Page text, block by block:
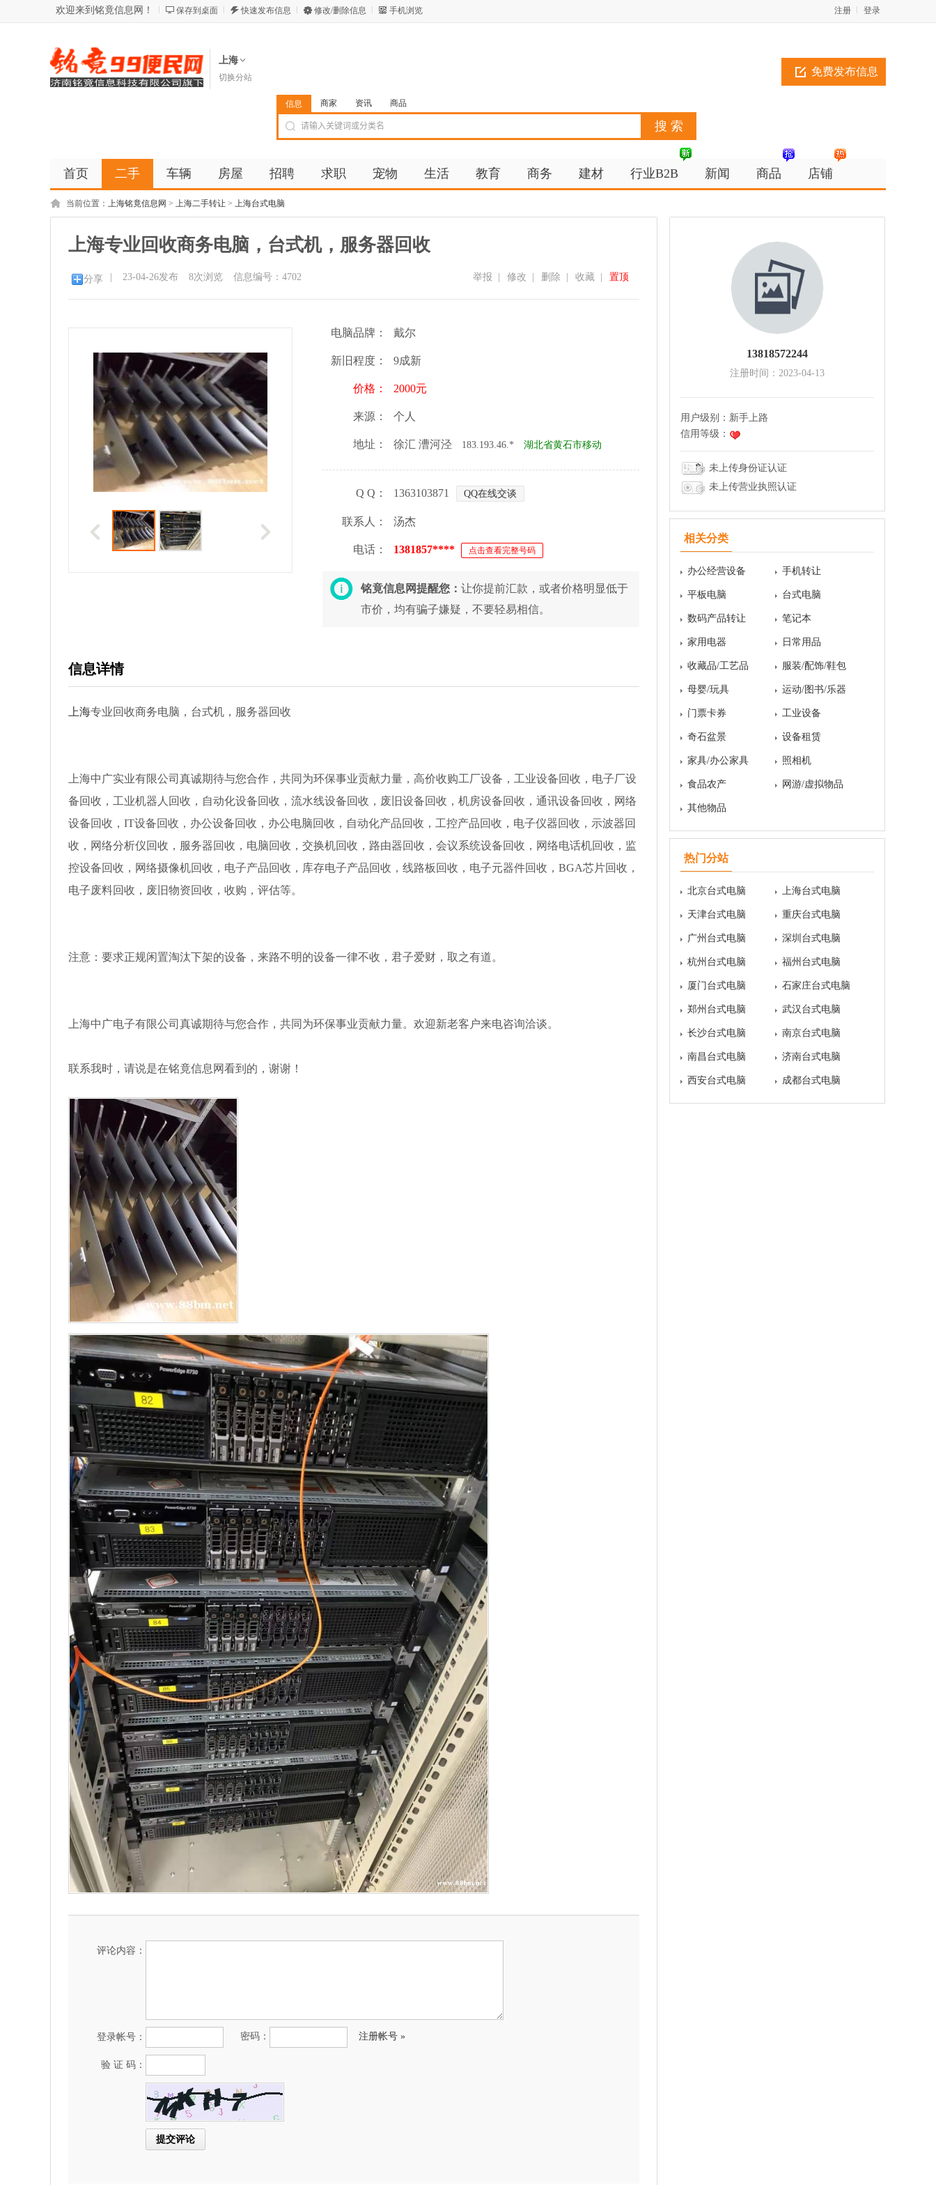
欢迎来到铭竟信息网！ 保存到桌面 快速发布信息 修改/删除信息 手机浏览 登录
注册
上海
切换分站 免费发布信息
信息 商家 资讯 商品
首页 二手 车辆 房屋 招聘 求职 宠物 生活 教育 商务 建材 行业B2B 新闻 商品 店铺
当前位置： 上海铭竟信息网 > 上海二手转让 > 上海台式电脑
上海专业回收商务电脑，台式机，服务器回收
分享 23-04-26发布 8次浏览 信息编号：4702 置顶
收藏
删除
修改
举报
电脑品牌： 戴尔
新旧程度： 9成新
价格： 2000元
来源： 个人
地址： 徐汇 漕河泾 183.193.46.* 湖北省黄石市移动
Q Q： 1363103871 QQ在线交谈
联系人： 汤杰
电话： 1381857**** 点击查看完整号码
铭竟信息网提醒您： 让你提前汇款，或者价格明显低于
市价，均有骗子嫌疑，不要轻易相信。
信息详情
上海专业回收商务电脑，台式机，服务器回收
上海中广实业有限公司真诚期待与您合作，共同为环保事业贡献力量，高价收购工厂设备，工业设备回收，电子厂设
备回收，工业机器人回收，自动化设备回收，流水线设备回收，废旧设备回收，机房设备回收，通讯设备回收，网络
设备回收，IT设备回收，办公设备回收，办公电脑回收，自动化产品回收，工控产品回收，电子仪器回收，示波器回
收，网络分析仪回收，服务器回收，电脑回收，交换机回收，路由器回收，会议系统设备回收，网络电话机回收，监
控设备回收，网络摄像机回收，电子产品回收，库存电子产品回收，线路板回收，电子元器件回收，BGA芯片回收，
电子废料回收，废旧物资回收，收购，评估等。
注意：要求正规闲置淘汰下架的设备，来路不明的设备一律不收，君子爱财，取之有道。
上海中广电子有限公司真诚期待与您合作，共同为环保事业贡献力量。欢迎新老客户来电咨询洽谈。
联系我时，请说是在铭竟信息网看到的，谢谢！
评论内容：
登录帐号： 密码： 注册帐号 »
验 证 码：
13818572244
注册时间：2023-04-13
用户级别： 新手上路
信用等级：
未上传身份证认证
未上传营业执照认证
相关分类
办公经营设备 手机转让
平板电脑 台式电脑
数码产品转让 笔记本
家用电器 日常用品
收藏品/工艺品 服装/配饰/鞋包
母婴/玩具 运动/图书/乐器
门票卡券 工业设备
奇石盆景 设备租赁
家具/办公家具 照相机
食品农产 网游/虚拟物品
其他物品
热门分站
北京台式电脑 上海台式电脑
天津台式电脑 重庆台式电脑
广州台式电脑 深圳台式电脑
杭州台式电脑 福州台式电脑
厦门台式电脑 石家庄台式电脑
郑州台式电脑 武汉台式电脑
长沙台式电脑 南京台式电脑
南昌台式电脑 济南台式电脑
西安台式电脑 成都台式电脑